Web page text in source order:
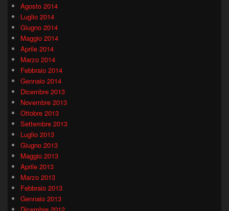
Agosto 2014
Luglio 2014
Giugno 2014
Maggio 2014
Aprile 2014
Marzo 2014
Febbraio 2014
Gennaio 2014
Dicembre 2013
Novembre 2013
Ottobre 2013
Settembre 2013
Luglio 2013
Giugno 2013
Maggio 2013
Aprile 2013
Marzo 2013
Febbraio 2013
Gennaio 2013